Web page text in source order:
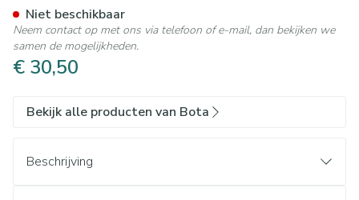
€ 30,50
Niet beschikbaar
Neem contact op met ons via telefoon of e-mail, dan bekijken we
samen de mogelijkheden.
Bekijk alle producten van Bota
Beschrijving